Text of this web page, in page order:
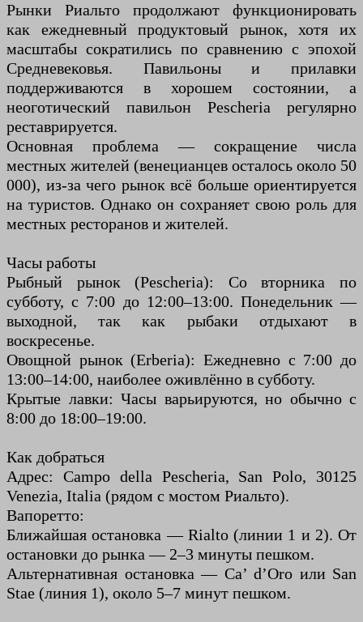
Рынки Риальто продолжают функционировать
как ежедневный продуктовый рынок, хотя их
масштабы сократились по сравнению с эпохой
Средневековья. Павильоны и прилавки
поддерживаются в хорошем состоянии, а
неоготический павильон Pescheria регулярно
реставрируется.
Основная проблема — сокращение числа
местных жителей (венецианцев осталось около 50
000), из-за чего рынок всё больше ориентируется
на туристов. Однако он сохраняет свою роль для
местных ресторанов и жителей.
Часы работы
Рыбный рынок (Pescheria): Со вторника по
субботу, с 7:00 до 12:00–13:00. Понедельник —
выходной, так как рыбаки отдыхают в
воскресенье.
Овощной рынок (Erberia): Ежедневно с 7:00 до
13:00–14:00, наиболее оживлённо в субботу.
Крытые лавки: Часы варьируются, но обычно с
8:00 до 18:00–19:00.
Как добраться
Адрес: Campo della Pescheria, San Polo, 30125
Venezia, Italia (рядом с мостом Риальто).
Вапоретто:
Ближайшая остановка — Rialto (линии 1 и 2). От
остановки до рынка — 2–3 минуты пешком.
Альтернативная остановка — Ca’ d’Oro или San
Stae (линия 1), около 5–7 минут пешком.